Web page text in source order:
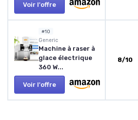
Voir l'offre
#10
‎Generic
Machine à raser à
glace électrique
360 W...
Voir l'offre
8/10